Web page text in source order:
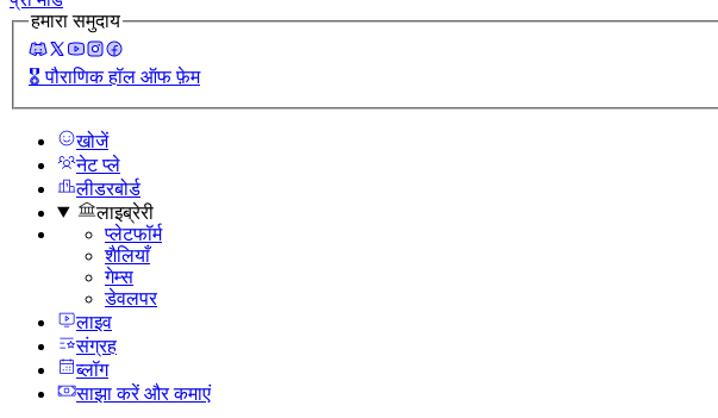
हमारा समुदाय
🎖️पौराणिक हॉल ऑफ फ़ेम
खोजें
नेट प्ले
लीडरबोर्ड
लाइब्रेरी
प्लेटफॉर्म
शैलियाँ
गेम्स
डेवलपर
लाइव
संग्रह
ब्लॉग
साझा करें और कमाएं